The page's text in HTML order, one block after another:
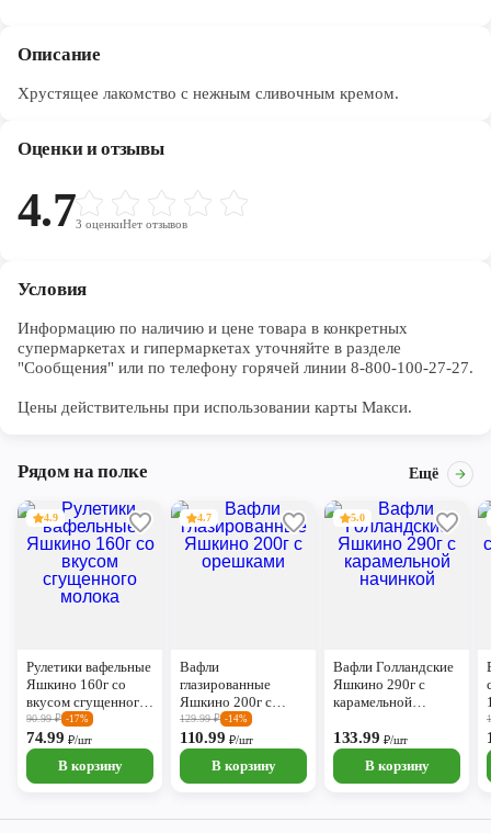
Описание
Хрустящее лакомство с нежным сливочным кремом.
Оценки и отзывы
4.73 оценкиНет отзывов
Условия
Информацию по наличию и цене товара в конкретных
супермаркетах и гипермаркетах уточняйте в разделе
"Сообщения" или по телефону горячей линии 8-800-100-27-27.
Цены действительны при использовании карты Макси.
Рядом на полке Ещё
4.9
Рулетики вафельные
Яшкино 160г со
вкусом сгущенного
молока
90.99₽ -17%
74.99₽/шт
В корзину
4.7
Вафли
глазированные
Яшкино 200г с
орешками
129.99₽ -14%
110.99 ₽/шт
В корзину
5.0
Вафли Голландские
Яшкино 290г с
карамельной
133.99 ₽/шт
В корзину